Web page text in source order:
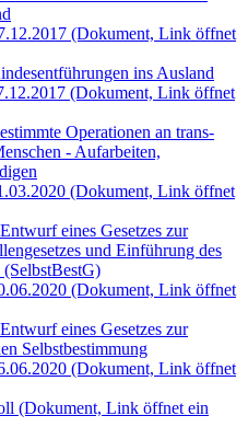
(Dokument, Link öffnet
ins Ausland
(Dokument, Link öffnet
Operationen an trans-
- Aufarbeiten,
(Dokument, Link öffnet
eines Gesetzes zur
und Einführung des
(SelbstBestG)
(Dokument, Link öffnet
eines Gesetzes zur
Selbstbestimmung
(Dokument, Link öffnet
(Dokument, Link öffnet ein